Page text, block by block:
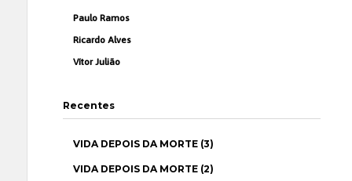
Paulo Ramos
Ricardo Alves
Vítor Julião
Recentes
VIDA DEPOIS DA MORTE (3)
VIDA DEPOIS DA MORTE (2)